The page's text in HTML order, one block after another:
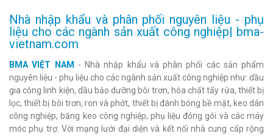
Nhà nhập khẩu và phân phối nguyên liệu - phụ
liệu cho các ngành sản xuất công nghiệp| bma-
vietnam.com
BMA VIỆT NAM
- Nhà nhập khẩu và phân phối các sản phẩm
nguyên liệu - phụ liệu cho các ngành sản xuất công nghiệp như: dầu
gia công linh kiện, dầu bảo dưỡng bôi trơn, hóa chất tẩy rửa, thiết bị
lọc, thiết bị bôi trơn, ron và phớt, thiết bị đánh bóng bề mặt, keo dán
công nghiệp, băng keo công nghiệp, phụ liệu đóng gói và các máy
móc phụ trợ. Với mạng lưới đại diện và kết nối nhà cung cấp rộng